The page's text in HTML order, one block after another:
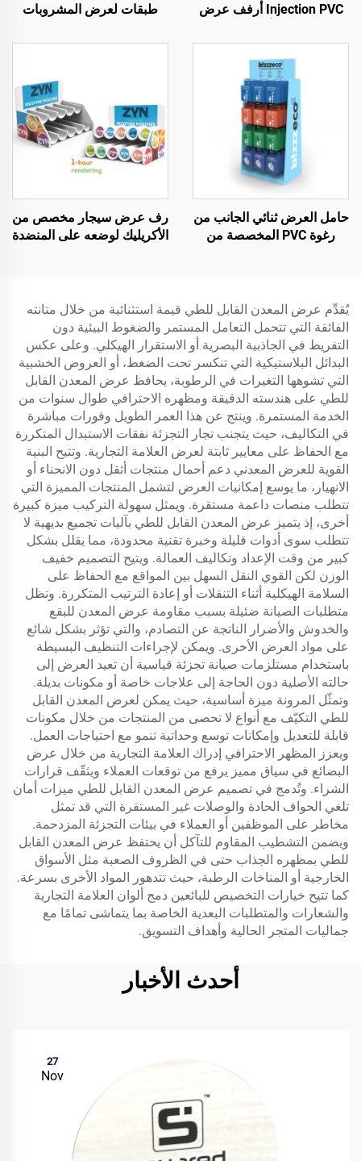
Injection PVC أرفف عرض
في محلات السوبر ماركت أو
متاجر الكحول
طبقات لعرض المشروبات
ماركت والبارات ومتاجر
حامل العرض ثنائي الجانب من
رغوة PVC المخصصة من
رف عرض سيجار مخصص من
الأكريليك لوضعه على المنضدة
يُقدِّم عرض المعدن القابل للطي قيمة استثنائية من خلال متانته
الفائقة التي تتحمل التعامل المستمر والضغوط البيئية دون
التفريط في الجاذبية البصرية أو الاستقرار الهيكلي. وعلى عكس
البدائل البلاستيكية التي تنكسر تحت الضغط، أو العروض الخشبية
التي تشوهها التغيرات في الرطوبة، يحافظ عرض المعدن القابل
للطي على هندسته الدقيقة ومظهره الاحترافي طوال سنوات من
الخدمة المستمرة. وينتج عن هذا العمر الطويل وفورات مباشرة
في التكاليف، حيث يتجنب تجار التجزئة نفقات الاستبدال المتكررة
مع الحفاظ على معايير ثابتة لعرض العلامة التجارية. وتتيح البنية
القوية للعرض المعدني دعم أحمال منتجات أثقل دون الانحناء أو
الانهيار، ما يوسع إمكانيات العرض لتشمل المنتجات المميزة التي
تتطلب منصات داعمة مستقرة. ويمثل سهولة التركيب ميزة كبيرة
أخرى، إذ يتميز عرض المعدن القابل للطي بآليات تجميع بديهية لا
تتطلب سوى أدوات قليلة وخبرة تقنية محدودة، مما يقلل بشكل
كبير من وقت الإعداد وتكاليف العمالة. ويتيح التصميم خفيف
الوزن لكن القوي النقل السهل بين المواقع مع الحفاظ على
السلامة الهيكلية أثناء التنقلات أو إعادة الترتيب المتكررة. وتظل
متطلبات الصيانة ضئيلة بسبب مقاومة عرض المعدن للبقع
والخدوش والأضرار الناتجة عن التصادم، والتي تؤثر بشكل شائع
على مواد العرض الأخرى. ويمكن لإجراءات التنظيف البسيطة
باستخدام مستلزمات صيانة تجزئة قياسية أن تعيد العرض إلى
حالته الأصلية دون الحاجة إلى علاجات خاصة أو مكونات بديلة.
وتمثّل المرونة ميزة أساسية، حيث يمكن لعرض المعدن القابل
للطي التكيّف مع أنواع لا تحصى من المنتجات من خلال مكونات
قابلة للتعديل وإمكانات توسع وحداتية تنمو مع احتياجات العمل.
ويعزز المظهر الاحترافي إدراك العلامة التجارية من خلال عرض
البضائع في سياق مميز يرفع من توقعات العملاء ويثقّف قرارات
الشراء. وتُدمج في تصميم عرض المعدن القابل للطي ميزات أمان
تلغي الحواف الحادة والوصلات غير المستقرة التي قد تمثل
مخاطر على الموظفين أو العملاء في بيئات التجزئة المزدحمة.
ويضمن التشطيب المقاوم للتآكل أن يحتفظ عرض المعدن القابل
للطي بمظهره الجذاب حتى في الظروف الصعبة مثل الأسواق
الخارجية أو المناخات الرطبة، حيث تتدهور المواد الأخرى بسرعة.
كما تتيح خيارات التخصيص للبائعين دمج ألوان العلامة التجارية
والشعارات والمتطلبات البعدية الخاصة بما يتماشى تمامًا مع
جماليات المتجر الحالية وأهداف التسويق.
أحدث الأخبار
27
Nov